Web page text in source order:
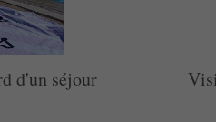
d'un séjour